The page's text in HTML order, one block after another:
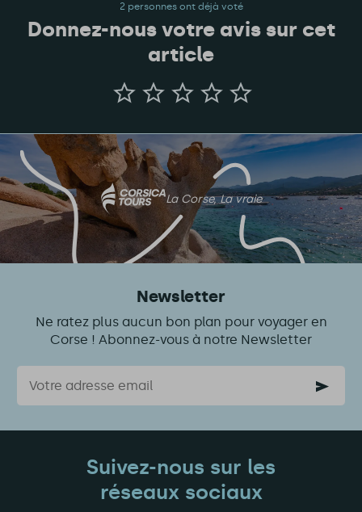
2 personnes ont déjà voté
Donnez-nous votre avis sur cet
article
Donnez-
nous
sur
cet
article
La Corse, La vraie
Newsletter
Ne ratez plus aucun bon plan pour voyager en
Corse ! Abonnez-vous à notre Newsletter
Courriel
Suivez-nous sur les
réseaux sociaux